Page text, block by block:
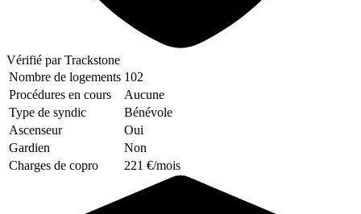
Vérifié par Trackstone
Nombre de logements 102
Procédures en cours
Aucune
Type de syndic
Bénévole
Ascenseur
Oui
Gardien
Non
Charges de copro
221 €/mois